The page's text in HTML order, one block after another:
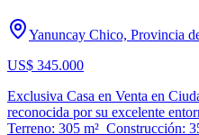
Yanuncay Chico, Provincia
US$ 345.000
Exclusiva Casa en Venta en
reconocida por su excelente
Terreno: 305 m² Construcción: